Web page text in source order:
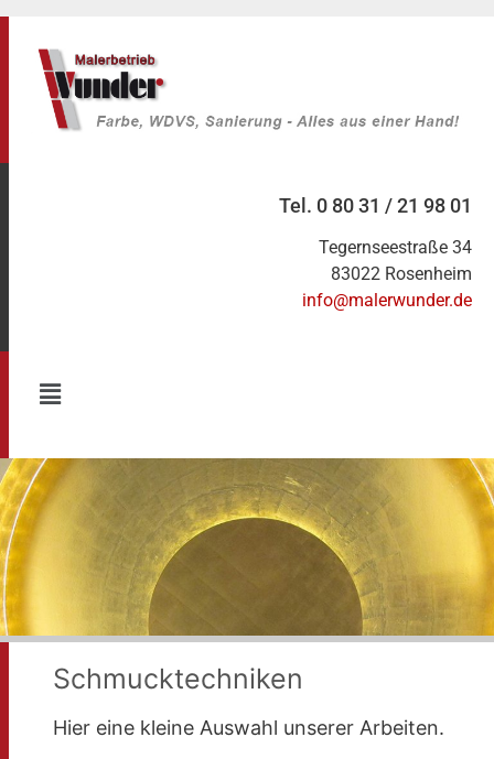
Tel. 0 80 31 / 21 98 01
Tegernseestraße 34
83022 Rosenheim
info@malerwunder.de
Schmucktechniken
Hier eine kleine Auswahl unserer Arbeiten.